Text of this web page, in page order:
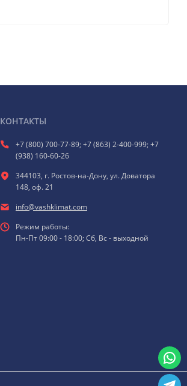
КОНТАКТЫ
+7 (800) 700-77-89; +7 (863) 2-400-999; +7
(938) 160-60-26
344103, г. Ростов-на-Дону, ул. Доватора
148, оф. 21
info@vashklimat.com
Режим работы:
Пн-Пт 09:00 - 18:00; Сб, Вс - выходной